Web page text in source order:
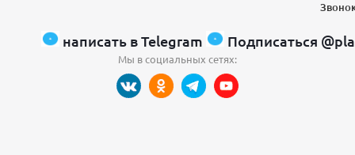
написать в Telegram Подписаться
Мы в социальных сетях: